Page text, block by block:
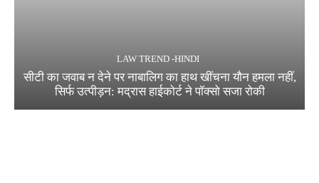
LAW TREND -HINDI
सीटी का जवाब न देने पर नाबालिग का हाथ खींचना यौन हमला नहीं,
सिर्फ उत्पीड़न: मद्रास हाईकोर्ट ने पॉक्सो सजा रोकी